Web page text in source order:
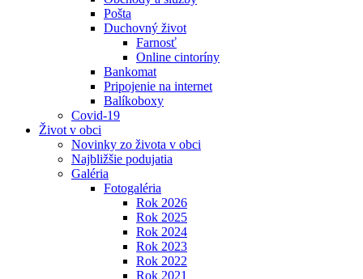
Pošta
Duchovný život
Farnosť
Online cintoríny
Bankomat
Pripojenie na internet
Balíkoboxy
Covid-19
Život v obci
Novinky zo života v obci
Najbližšie podujatia
Galéria
Fotogaléria
Rok 2026
Rok 2025
Rok 2024
Rok 2023
Rok 2022
Rok 2021